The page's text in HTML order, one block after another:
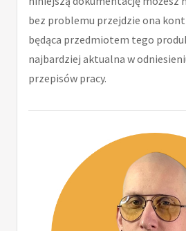
bez problemu przejdzie ona
będąca przedmiotem tego
najbardziej aktualna w
przepisów pracy.